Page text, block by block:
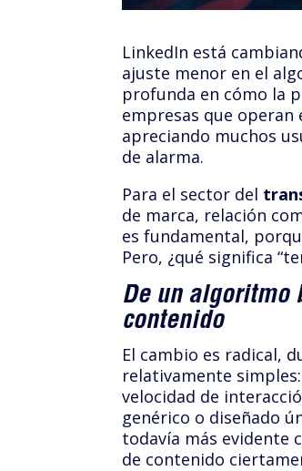
LinkedIn está
ajuste menor en el
profunda en cómo la
empresas que operan
apreciando muchos
de alarma.
Para el sector del
de marca, relación
es fundamental,
Pero, ¿qué significa
De un algoritmo
contenido
El cambio es radical,
relativamente
velocidad de
genérico o diseñado
todavía más evidente
de contenido